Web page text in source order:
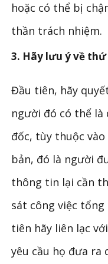
hoặc có thể bị
thần trách nhiệm.
3. Hãy lưu ý về
Đầu tiên, hãy
người đó có thể là
đốc, tùy thuộc
bản, đó là người
thông tin lại cần
sát công việc
tiên hãy liên lạc
yêu cầu họ đưa ra